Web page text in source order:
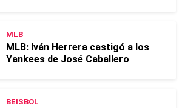
MLB
MLB: Iván Herrera castigó a los
Yankees de José Caballero
BEISBOL